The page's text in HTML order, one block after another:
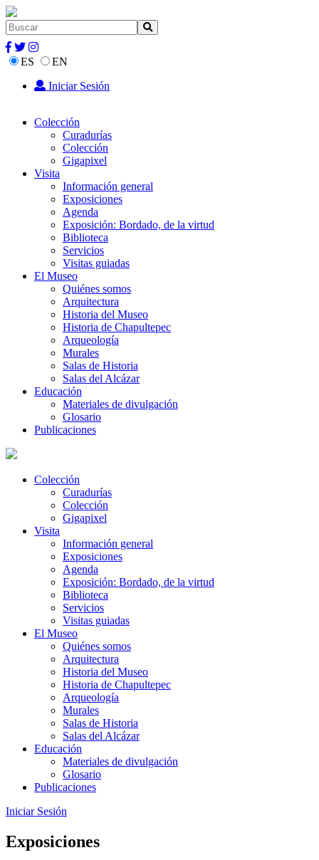
ES
EN
Iniciar Sesión
Colección
Curadurías
Colección
Gigapixel
Visita
Información general
Exposiciones
Agenda
Exposición: Bordado, de la virtud
Biblioteca
Servicios
Visitas guiadas
El Museo
Quiénes somos
Arquitectura
Historia del Museo
Historia de Chapultepec
Arqueología
Murales
Salas de Historia
Salas del Alcázar
Educación
Materiales de divulgación
Glosario
Publicaciones
Colección
Curadurías
Colección
Gigapixel
Visita
Información general
Exposiciones
Agenda
Exposición: Bordado, de la virtud
Biblioteca
Servicios
Visitas guiadas
El Museo
Quiénes somos
Arquitectura
Historia del Museo
Historia de Chapultepec
Arqueología
Murales
Salas de Historia
Salas del Alcázar
Educación
Materiales de divulgación
Glosario
Publicaciones
Iniciar Sesión
Exposiciones